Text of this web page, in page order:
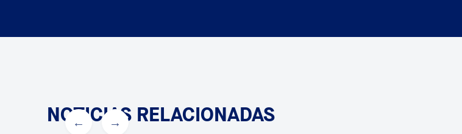
NOTICIAS RELACIONADAS